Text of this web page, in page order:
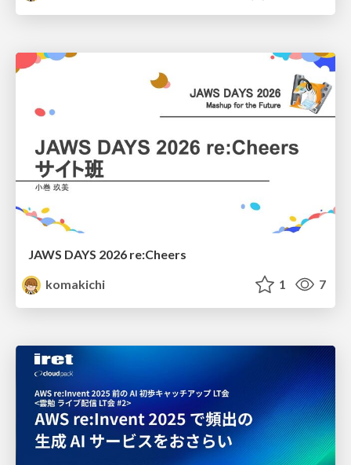
JAWS DAYS 2026 re:Cheers
komakichi
1 7